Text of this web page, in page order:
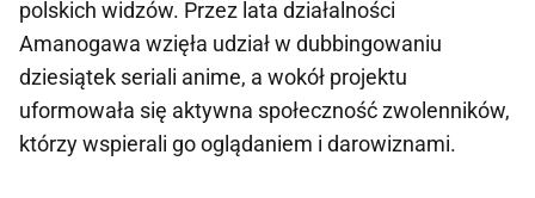
polskich widzów. Przez lata działalności
Amanogawa wzięła udział w dubbingowaniu
dziesiątek seriali anime, a wokół projektu
uformowała się aktywna społeczność zwolenników,
którzy wspierali go oglądaniem i darowiznami.